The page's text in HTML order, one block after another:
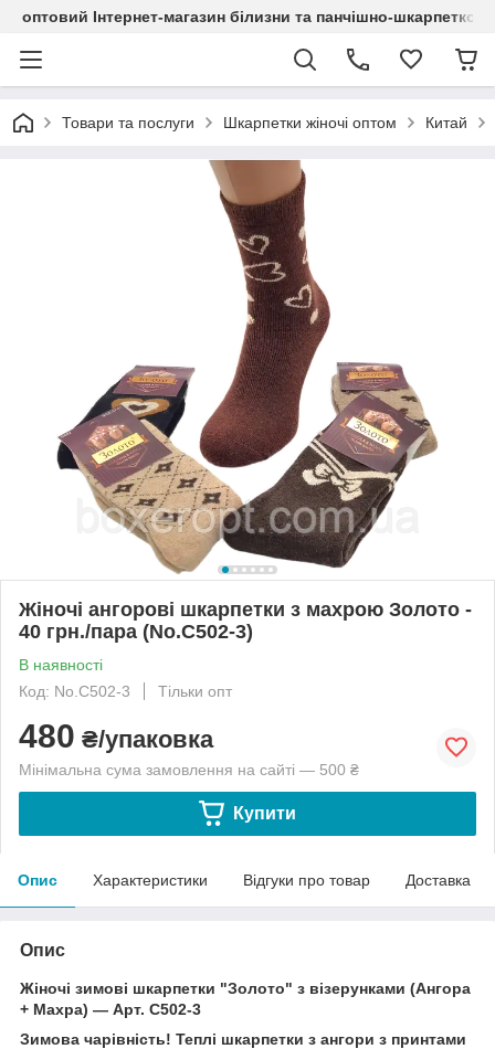
оптовий Інтернет-магазин білизни та панчішно-
Товари та послуги Шкарпетки жіночі оптом Китай
Жіночі ангорові шкарпетки з махрою Золото -
40 грн./пара (No.C502-3)
В наявності
Код: No.C502-3
Тільки опт
480 ₴/упаковка
Мінімальна сума замовлення на сайті — 500 ₴
Купити
Опис Характеристики Відгуки про товар Доставка
Опис
Жіночі зимові шкарпетки "Золото" з візерунками (Ангора
+ Махра) — Арт. C502-3
Зимова чарівність! Теплі шкарпетки з ангори з принтами